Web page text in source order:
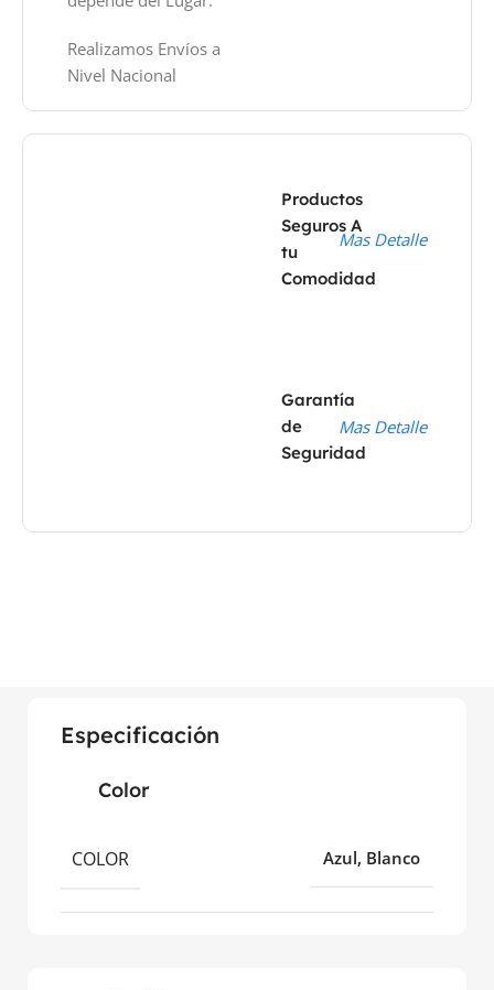
Realizamos Envíos a
Nivel Nacional
Productos
Seguros A
tu
Comodidad
Mas Detalle
Garantía
de
Seguridad
Mas Detalle
Especificación
Color
COLOR Azul, Blanco